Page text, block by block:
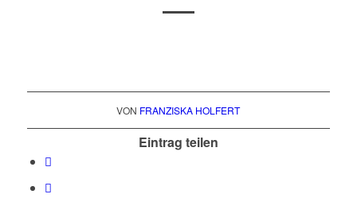
VON FRANZISKA HOLFERT
Eintrag teilen